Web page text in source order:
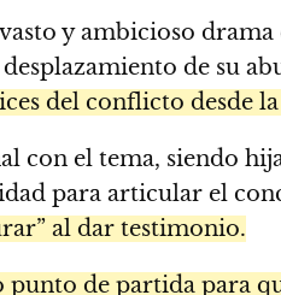
vasto y ambicioso
de su
del conflicto desde
con el tema, siendo
para articular el
al dar testimonio.
punto de partida para